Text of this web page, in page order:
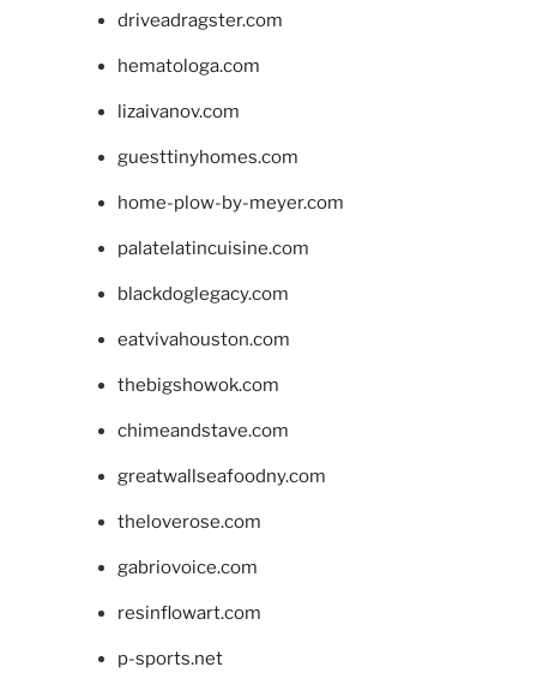
driveadragster.com
hematologa.com
lizaivanov.com
guesttinyhomes.com
home-plow-by-meyer.com
palatelatincuisine.com
blackdoglegacy.com
eatvivahouston.com
thebigshowok.com
chimeandstave.com
greatwallseafoodny.com
theloverose.com
gabriovoice.com
resinflowart.com
p-sports.net